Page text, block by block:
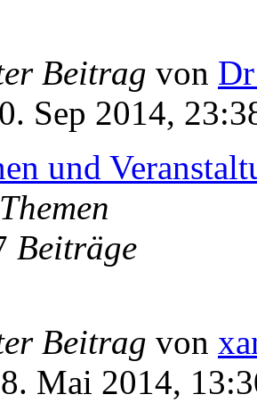
Beitrag von
Sep 2014,
und
Themen
Beiträge
Beitrag von
Mai 2014,